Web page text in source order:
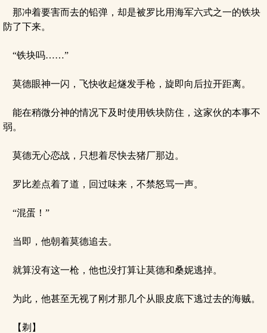
那冲着要害而去的铅弹，却是被罗比用海军六式之一的铁块
防了下来。
“铁块吗……”
莫德眼神一闪，飞快收起燧发手枪，旋即向后拉开距离。
能在稍微分神的情况下及时使用铁块防住，这家伙的本事不
弱。
莫德无心恋战，只想着尽快去猪厂那边。
罗比差点着了道，回过味来，不禁怒骂一声。
“混蛋！”
当即，他朝着莫德追去。
就算没有这一枪，他也没打算让莫德和桑妮逃掉。
为此，他甚至无视了刚才那几个从眼皮底下逃过去的海贼。
【剃】